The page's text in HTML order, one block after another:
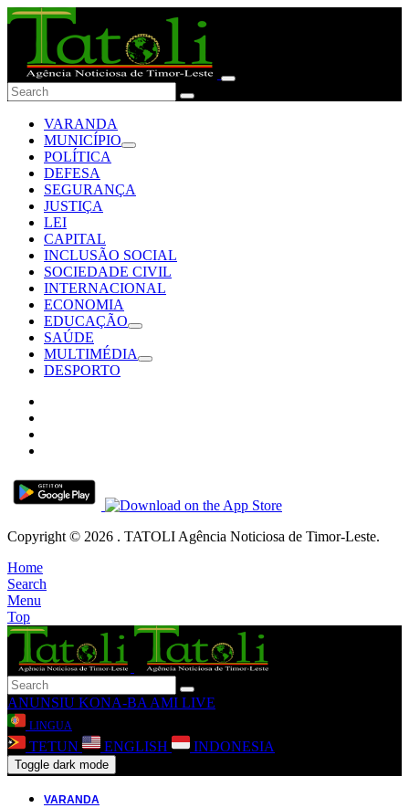
VARANDA
MUNICÍPIO
POLÍTICA
DEFESA
SEGURANÇA
JUSTIÇA
LEI
CAPITAL
INCLUSÃO SOCIAL
SOCIEDADE CIVIL
INTERNACIONAL
ECONOMIA
EDUCAÇÃO
SAÚDE
MULTIMÉDIA
DESPORTO
Copyright © 2026 . TATOLI Agência Noticiosa de Timor-Leste.
Home
Search
Menu
Top
ANUNSIU KONA-BA AMI LIVE
LINGUA
TETUN ENGLISH INDONESIA
Toggle dark mode
VARANDA